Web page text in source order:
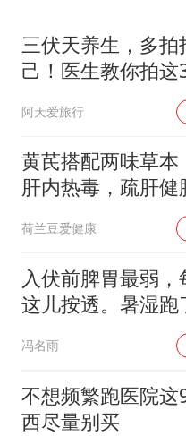
奋
三伏天养生，多拍
己！医生教你拍这
位，帮助疏肝理
络
阿天爱旅行
黄芪搭配两味草本
肝内热毒，疏肝健
荷兰豆爱健康
入伏前脾胃最弱，
这儿按透。暑湿跑
冯名雨
不想频繁跑医院这
西尽量别买